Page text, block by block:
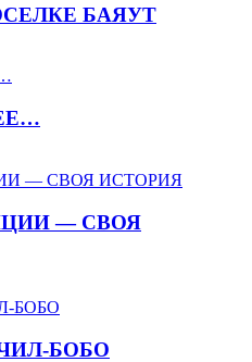
БАЯУТ
— СВОЯ
БОБО